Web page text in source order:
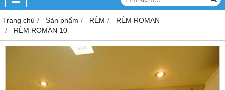
Trang chủ Sản phẩm RÈM
RÈM ROMAN
RÈM ROMAN 10